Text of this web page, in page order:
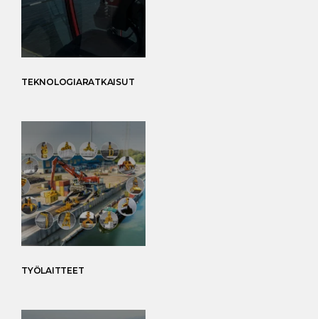
TEKNOLOGIARATKAISUT
TYÖLAITTEET